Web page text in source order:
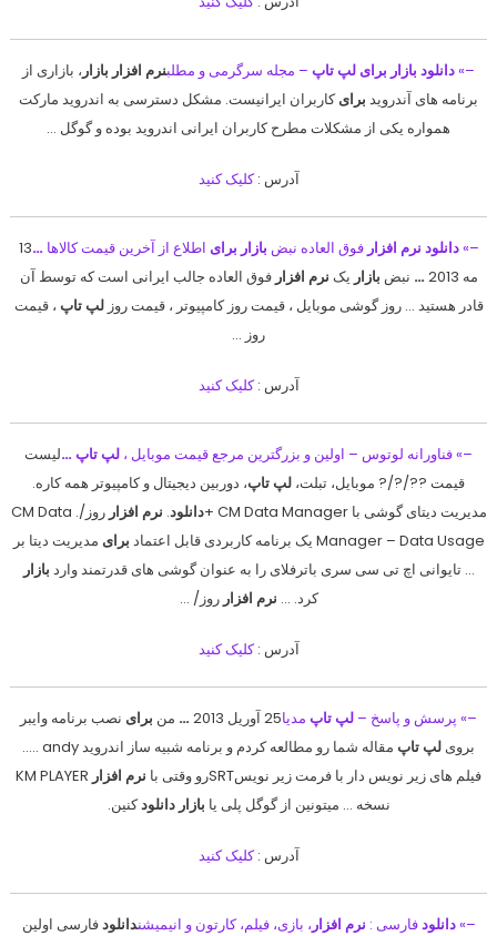
–»دانلود بازار برای لپ تاپ – مجله سرگرمی و مطلبنرم افزار بازار، بازاری از
برنامه های آندروید برایکاربران ایرانیست. مشکل دسترسی به اندروید مارکت
همواره یکی از مشکلات مطرح کاربران ایرانی اندروید بوده و گوگل …
آدرس :کلیک کنید
–»دانلود نرم افزار فوق العاده نبض بازار برای اطلاع از آخرین قیمت کالاها…
13
مه 2013
… نبض بازار یک نرم افزار فوق العاده جالب ایرانی است که توسط آن
قادر هستید … روز گوشی موبایل ، قیمت روز کامپیوتر ، قیمت روزلپ تاپ ، قیمت
روز …
آدرس :کلیک کنید
–» فناورانه لوتوس – اولین و بزرگترین مرجع قیمت موبایل ، لپ تاپ…لیست
قیمت ??/?/? موبایل، تبلت، لپ تاپ، دوربین دیجیتال و کامپیوتر همه کاره.
مدیریت دیتای گوشی با CM Data Manager +
دانلود. نرم افزار
روز/. CM Data
Manager – Data Usage یک برنامه کاربردی قابل اعتماد
برای مدیریت دیتا بر
… تایوانی اچ تی سی سری باترفلای را به عنوان گوشی های قدرتمند وارد بازار
کرد. … نرم افزار روز/ …
آدرس :کلیک کنید
–» پرسش و پاسخ – لپ تاپ مدیا25 آوریل 2013 … من برای نصب برنامه وایبر
برویلپ تاپ
مقاله شما رو مطالعه کردم و برنامه شبیه ساز اندروید andy …..
فیلم های زیر نویس دار با فرمت زیر نویسSRTرو وقتی با
نرم افزار KM PLAYER
نسخه … میتونین از گوگل پلی یا بازار دانلودکنین.
آدرس :کلیک کنید
–»دانلودفارسی : نرم افزار، بازی، فیلم، کارتون و انیمیشندانلودفارسی اولین